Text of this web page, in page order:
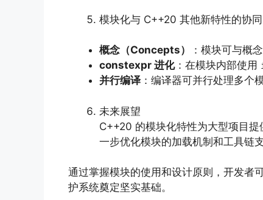
模块化与 C++20 其他新特性的协同
概念（Concepts）
：模块可与概
constexpr 进化：在模块内部使用
并行编译 ：编译器可并行处理多个
未来展望
C++20 的模块化特性为大型项目
一步优化模块的加载机制和工具链
通过掌握模块的使用和设计原则，开发者
护系统奠定坚实基础。